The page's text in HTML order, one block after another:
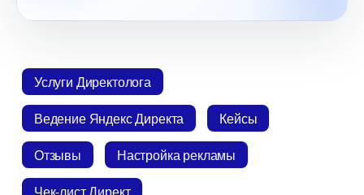
Услуги Директолога
едение Яндекс Директа
Кейсы
Отзывы
Настройка рекламы